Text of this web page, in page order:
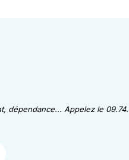
Appelez le